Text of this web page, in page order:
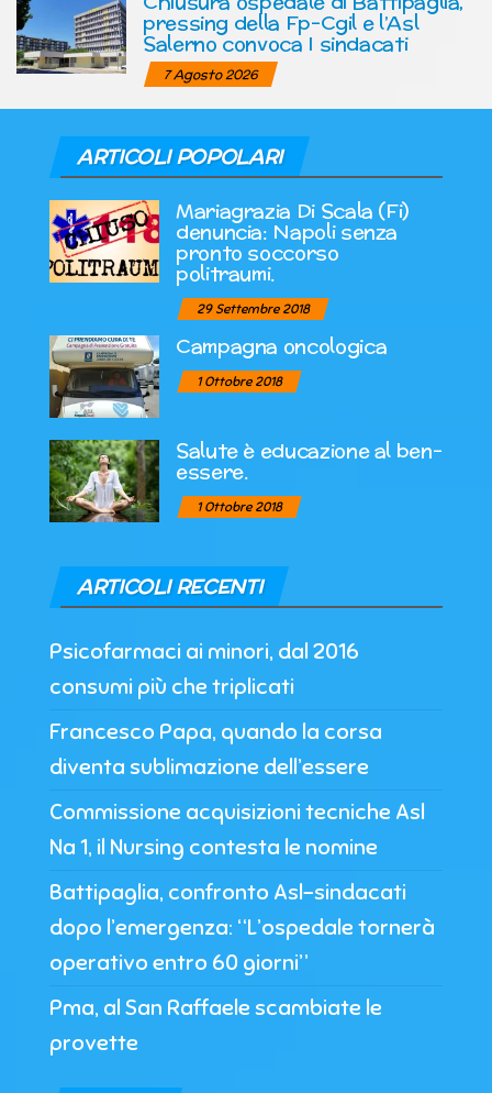
pressing della Fp-Cgil e l’Asl
Salerno convoca I sindacati
7 Agosto 2026
ARTICOLI POPOLARI
Mariagrazia Di Scala (Fi)
denuncia: Napoli senza
pronto soccorso
politraumi.
29 Settembre 2018
Campagna oncologica
1 Ottobre 2018
Salute è educazione al ben-
essere.
1 Ottobre 2018
ARTICOLI RECENTI
Psicofarmaci ai minori, dal 2016
consumi più che triplicati
Francesco Papa, quando la corsa
diventa sublimazione dell’essere
Commissione acquisizioni tecniche Asl
Na 1, il Nursing contesta le nomine
Battipaglia, confronto Asl-sindacati
dopo l’emergenza: “L’ospedale tornerà
operativo entro 60 giorni”
Pma, al San Raffaele scambiate le
provette